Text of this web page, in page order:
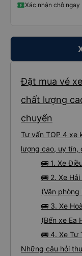
đối với tôi và gia đình.
giới thiệu! 💛 Về ứng
tiện lợi khi đặt chuyến
Xác nhận chỗ ngay
Đặt mua vé
chất lượng
chuyến
Tư vấn TOP 4 xe
lượng cao, uy tín,
🚌 1. Xe
🚌 2. Xe
(Văn phòng
🚌 3. Xe
(Bến xe Ea
🚌 4. Xe Tư
Những câu hỏi